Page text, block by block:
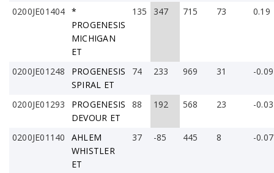
0200JE01404 *
PROGENESIS
MICHIGAN
ET
135 347 715 73 0.19
0200JE01248
PROGENESIS
SPIRAL ET
74 233 969 31 -0.09
0200JE01293
PROGENESIS
DEVOUR ET
88 192 568 23 -0.03
0200JE01140
AHLEM
WHISTLER
ET
37 -85 445 8 -0.07